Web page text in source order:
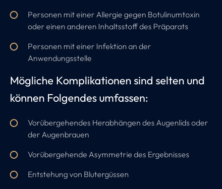
Personen mit einer Allergie gegen Botulinumtoxin
oder einen anderen Inhaltsstoff des Präparats
Personen mit einer Infektion an der
Anwendungsstelle
Mögliche Komplikationen sind selten und
können Folgendes umfassen:
Vorübergehendes Herabhängen des Augenlids oder
der Augenbrauen
Vorübergehende Asymmetrie des Ergebnisses
Entstehung von Blutergüssen